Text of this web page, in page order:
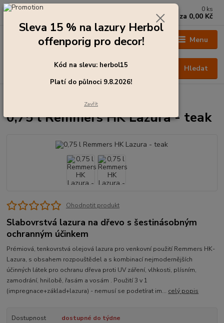
Menu
Hledat
+420 273 136 255
0 ks
za 0,00 Kč
0,75 l Remmers HK Lazura - teak
Ohodnotit produkt
Slabovrstvá lazura na dřevo s šestinásobným
ochranným účinkem
Prémiová, tenkovrstvá olejová lazura pro venkovní použití Remmers HK-
Lazura, s obsahem rozpouštědel a s kombinací nejmodernějších
účinných látek pro ochranu dřeva proti UV záření, vlhkosti, plísním,
zamodrání, hnilobě, řasám a vosám . Použití 3 v 1
(impregnace+základ+lazura) - nemusí se podetírat im... celý popis
Dostupnost
dostupné do týdne
Sleva 15 % na lazury Herbol
offenporig pro decor!
Kód na slevu: herbol15
Platí do půlnoci 9.8.2026!
Zavřít